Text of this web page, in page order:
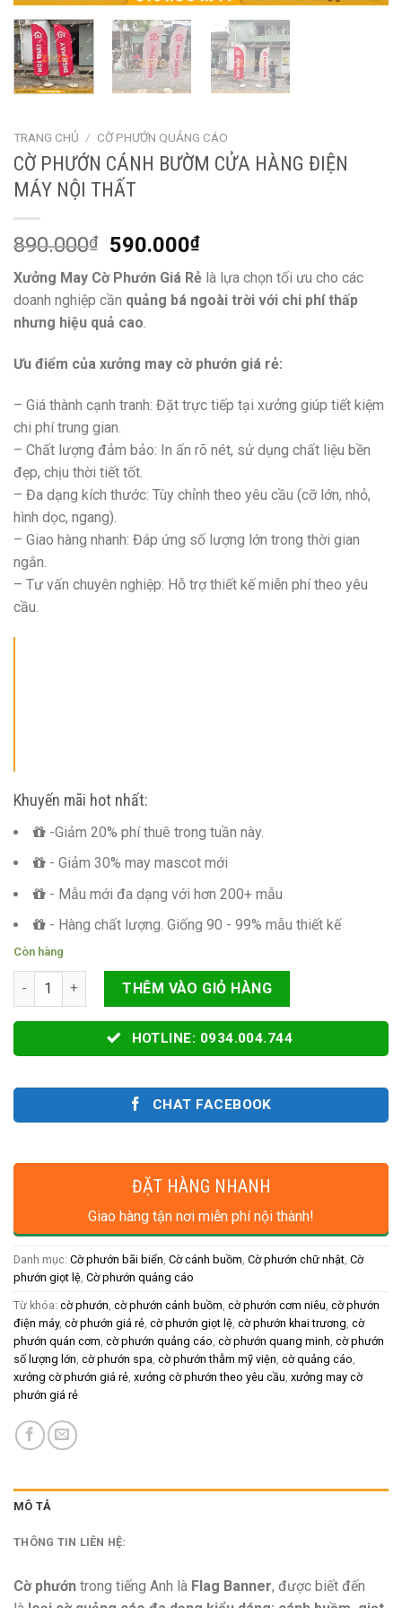
TRANG CHỦ / CỜ PHƯỚN QUẢNG CÁO
CỜ PHƯỚN CÁNH BƯỜM CỬA HÀNG ĐIỆN
MÁY NỘI THẤT
890.000₫ 590.000₫
Xưởng May Cờ Phướn Giá Rẻ là lựa chọn tối ưu cho các
doanh nghiệp cần quảng bá ngoài trời với chi phí thấp
nhưng hiệu quả cao.
Ưu điểm của xưởng may cờ phướn giá rẻ:
– Giá thành cạnh tranh: Đặt trực tiếp tại xưởng giúp tiết kiệm
chi phí trung gian.
– Chất lượng đảm bảo: In ấn rõ nét, sử dụng chất liệu bền
đẹp, chịu thời tiết tốt.
– Đa dạng kích thước: Tùy chỉnh theo yêu cầu (cỡ lớn, nhỏ,
hình dọc, ngang).
– Giao hàng nhanh: Đáp ứng số lượng lớn trong thời gian
ngắn.
– Tư vấn chuyên nghiệp: Hỗ trợ thiết kế miễn phí theo yêu
cầu.
Khuyến mãi hot nhất:
-Giảm 20% phí thuê trong tuần này.
- Giảm 30% may mascot mới
- Mẫu mới đa dạng với hơn 200+ mẫu
- Hàng chất lượng. Giống 90 - 99% mẫu thiết kế
Còn hàng
CỜ PHƯỚN CÁNH BƯỜM CỬA HÀNG ĐIỆN MÁY NỘI THẤT số
THÊM VÀO GIỎ HÀNG
HOTLINE: 0934.004.744
CHAT FACEBOOK
ĐẶT HÀNG NHANH
Giao hàng tận nơi miễn phí nội thành!
Danh mục: Cờ phướn bãi biển, Cờ cánh buồm, Cờ phướn chữ nhật, Cờ
phướn giọt lệ, Cờ phướn quảng cáo
Từ khóa: cờ phướn, cờ phướn cánh buồm, cờ phướn cơm niêu, cờ phướn
điện máy, cờ phướn giá rẻ, cờ phướn giọt lệ, cờ phướn khai trương, cờ
phướn quán cơm, cờ phướn quảng cáo, cờ phướn quang minh, cờ phướn
số lượng lớn, cờ phướn spa, cờ phướn thẫm mỹ viện, cờ quảng cáo,
xưởng cờ phướn giá rẻ, xưởng cờ phướn theo yêu cầu, xưởng may cờ
phướn giá rẻ
MÔ TẢ
THÔNG TIN LIÊN HỆ:
Cờ phướn trong tiếng Anh là Flag Banner, được biết đến